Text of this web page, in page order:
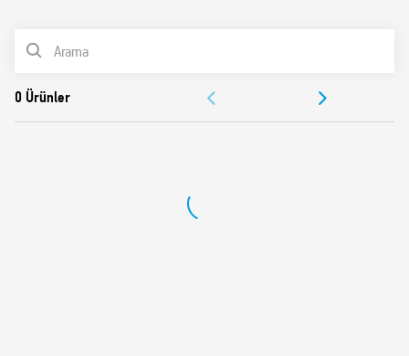
0 Ürünler